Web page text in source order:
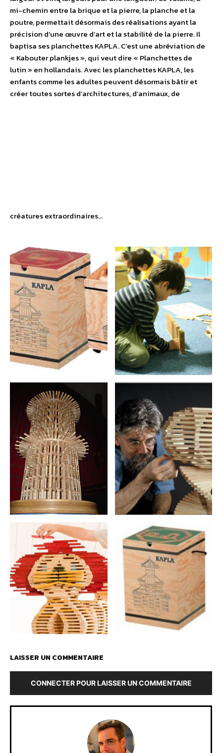
mi-chemin entre la brique et la pierre, la planche et la
poutre, permettait désormais des réalisations ayant la
précision d’une œuvre d’art et la stabilité de la pierre. Il
baptisa ses planchettes KAPLA. C’est une abréviation de
« Kabouter plankjes », qui veut dire « Planchettes de
lutin » en hollandais. Avec les planchettes KAPLA, les
enfants comme les adultes peuvent désormais bâtir et
créer toutes sortes d’architectures, d’animaux, de
créatures extraordinaires…
LAISSER UN COMMENTAIRE
CONNECTER POUR LAISSER UN COMMENTAIRE